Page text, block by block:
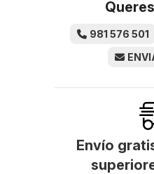
981 576 501
Envío